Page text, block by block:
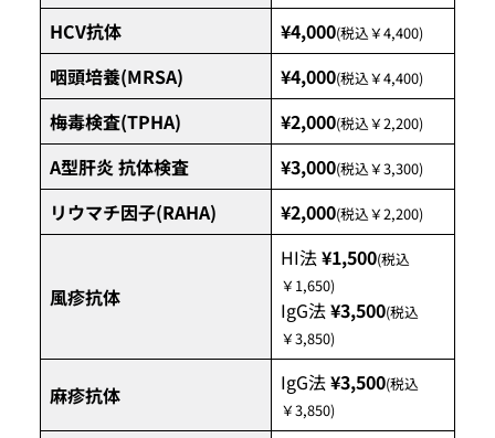
HCV抗体 ¥4,000(税込￥4,400)
咽頭培養(MRSA) ¥4,000(税込￥4,400)
梅毒検査(TPHA) ¥2,000(税込￥2,200)
A型肝炎 抗体検査 ¥3,000(税込￥3,300)
リウマチ因子(RAHA) ¥2,000(税込￥2,200)
風疹抗体
HI法¥1,500(税込
￥1,650)
IgG法¥3,500(税込
￥3,850)
麻疹抗体 IgG法¥3,500(税込
￥3,850)